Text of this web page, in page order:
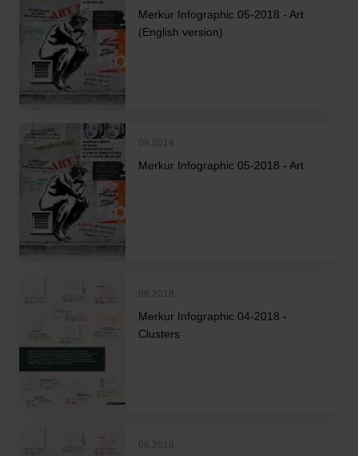
Merkur Infographic 05-2018 - Art
(English version)
09.2018
Merkur Infographic 05-2018 - Art
06.2018
Merkur Infographic 04-2018 -
Clusters
06.2018